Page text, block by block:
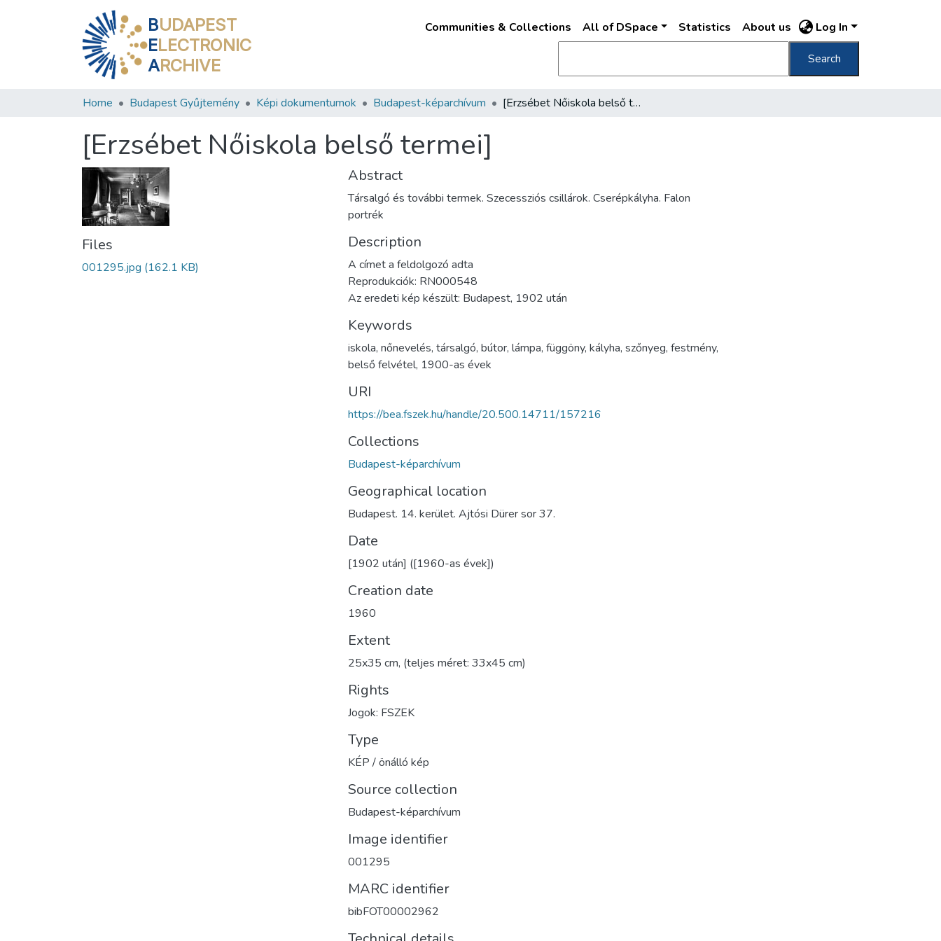
BUDAPEST
ELECTRONIC
ARCHIVE
Communities & Collections All of DSpace Statistics About us Log In
Search
Home Budapest Gyűjtemény Képi dokumentumok Budapest-képarchívum [Erzsébet Nőiskola belső termei]
[Erzsébet Nőiskola belső termei]
Files
001295.jpg (162.1 KB)
Abstract
Társalgó és további termek. Szecessziós csillárok. Cserépkályha. Falon
portrék
Description
A címet a feldolgozó adta
Reprodukciók: RN000548
Az eredeti kép készült: Budapest, 1902 után
Keywords
iskola, nőnevelés, társalgó, bútor, lámpa, függöny, kályha, szőnyeg, festmény,
belső felvétel, 1900-as évek
URI
https://bea.fszek.hu/handle/20.500.14711/157216
Collections
Budapest-képarchívum
Geographical location
Budapest. 14. kerület. Ajtósi Dürer sor 37.
Date
[1902 után] ([1960-as évek])
Creation date
1960
Extent
25x35 cm, (teljes méret: 33x45 cm)
Rights
Jogok: FSZEK
Type
KÉP / önálló kép
Source collection
Budapest-képarchívum
Image identifier
001295
MARC identifier
bibFOT00002962